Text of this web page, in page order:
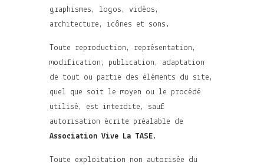
graphismes, logos, vidéos,
architecture, icônes et sons.
Toute reproduction, représentation,
modification, publication, adaptation
de tout ou partie des éléments du site,
quel que soit le moyen ou le procédé
utilisé, est interdite, sauf
autorisation écrite préalable de
Association Vive La TASE.
Toute exploitation non autorisée du